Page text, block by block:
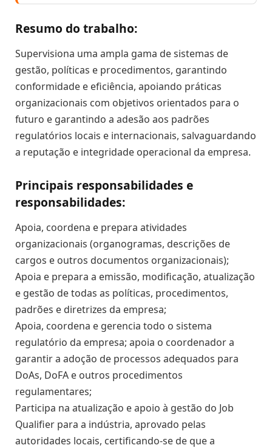
Resumo do trabalho:
Supervisiona uma ampla gama de sistemas de
gestão, políticas e procedimentos, garantindo
conformidade e eficiência, apoiando práticas
organizacionais com objetivos orientados para o
futuro e garantindo a adesão aos padrões
regulatórios locais e internacionais, salvaguardando
a reputação e integridade operacional da empresa.
Principais responsabilidades e
responsabilidades:
Apoia, coordena e prepara atividades
organizacionais (organogramas, descrições de
cargos e outros documentos organizacionais);
Apoia e prepara a emissão, modificação, atualização
e gestão de todas as políticas, procedimentos,
padrões e diretrizes da empresa;
Apoia, coordena e gerencia todo o sistema
regulatório da empresa; apoia o coordenador a
garantir a adoção de processos adequados para
DoAs, DoFA e outros procedimentos
regulamentares;
Participa na atualização e apoio à gestão do Job
Qualifier para a indústria, aprovado pelas
autoridades locais, certificando-se de que a